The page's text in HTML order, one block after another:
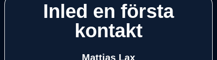
Inled en första
kontakt
Mattias Lax